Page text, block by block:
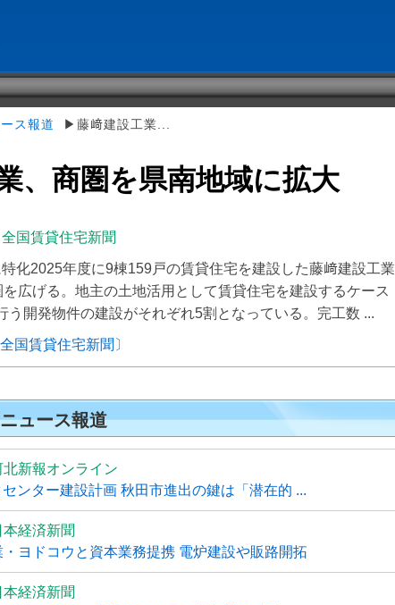
ス報道 ▶藤﨑建設工業...
、商圏を県南地域に拡大
全国賃貸住宅新聞
化2025年度に9棟159戸の賃貸住宅を建設した藤﨑建設工業
広げる。地主の土地活用として賃貸住宅を建設するケース
う開発物件の建設がそれぞれ5割となっている。完工数 ...
国賃貸住宅新聞〕
ュース報道
北新報オンライン
ンター建設計画 秋田市進出の鍵は「潜在的 ...
本経済新聞
ヨドコウと資本業務提携 電炉建設や販路開拓
本経済新聞